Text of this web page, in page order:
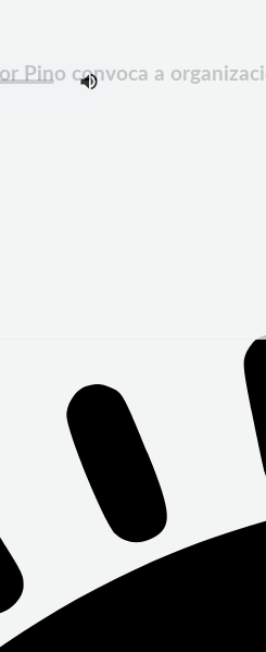
Pino convoca a